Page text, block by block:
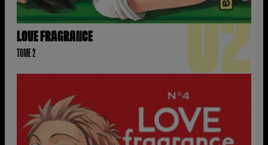
LOVE FRAGRANCE
TOME 2 02